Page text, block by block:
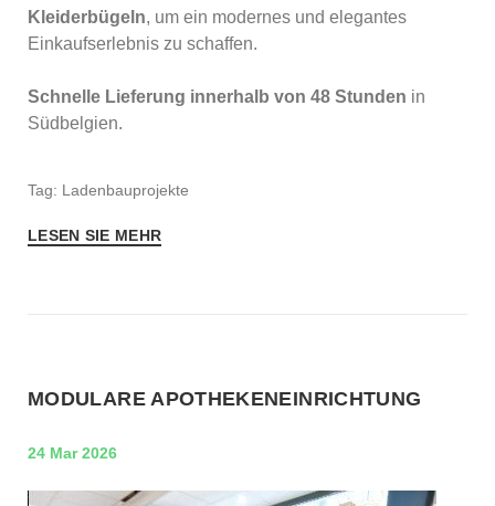
Kleiderbügeln, um ein modernes und elegantes
Einkaufserlebnis zu schaffen.
Schnelle Lieferung innerhalb von 48 Stunden in
Südbelgien.
Tag: Ladenbauprojekte
LESEN SIE MEHR
MODULARE APOTHEKENEINRICHTUNG
24 Mar 2026